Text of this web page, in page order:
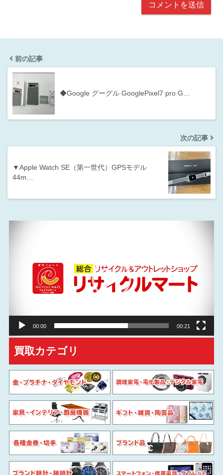
前の記事
◆Google グーグル GooglePixel7 pro G…
次の記事
▼Apple Watch SE（第一世代）GPSモデル
44m…
00:00 00:21
買取カテゴリ